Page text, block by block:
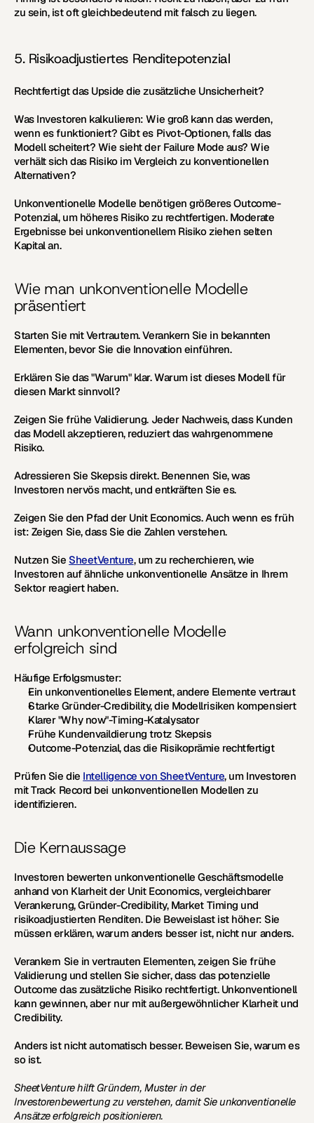
zu sein, ist oft gleichbedeutend mit falsch zu liegen.
5. Risikoadjustiertes Renditepotenzial
Rechtfertigt das Upside die zusätzliche Unsicherheit?
Was Investoren kalkulieren: Wie groß kann das werden,
wenn es funktioniert? Gibt es Pivot-Optionen, falls das
Modell scheitert? Wie sieht der Failure Mode aus? Wie
verhält sich das Risiko im Vergleich zu konventionellen
Alternativen?
Unkonventionelle Modelle benötigen größeres Outcome-
Potenzial, um höheres Risiko zu rechtfertigen. Moderate
Ergebnisse bei unkonventionellem Risiko ziehen selten
Kapital an.
Wie man unkonventionelle Modelle
präsentiert
Starten Sie mit Vertrautem. Verankern Sie in bekannten
Elementen, bevor Sie die Innovation einführen.
Erklären Sie das "Warum" klar. Warum ist dieses Modell für
diesen Markt sinnvoll?
Zeigen Sie frühe Validierung. Jeder Nachweis, dass Kunden
das Modell akzeptieren, reduziert das wahrgenommene
Risiko.
Adressieren Sie Skepsis direkt. Benennen Sie, was
Investoren nervös macht, und entkräften Sie es.
Zeigen Sie den Pfad der Unit Economics. Auch wenn es früh
ist: Zeigen Sie, dass Sie die Zahlen verstehen.
Nutzen Sie SheetVenture, um zu recherchieren, wie
Investoren auf ähnliche unkonventionelle Ansätze in Ihrem
Sektor reagiert haben.
Wann unkonventionelle Modelle
erfolgreich sind
Häufige Erfolgsmuster:
Ein unkonventionelles Element, andere Elemente vertraut
Starke Gründer-Credibility, die Modellrisiken kompensiert
Klarer "Why now"-Timing-Katalysator
Frühe Kundenvaildierung trotz Skepsis
Outcome-Potenzial, das die Risikoprämie rechtfertigt
Prüfen Sie die Intelligence von SheetVenture, um Investoren
mit Track Record bei unkonventionellen Modellen zu
identifizieren.
Die Kernaussage
Investoren bewerten unkonventionelle Geschäftsmodelle
anhand von Klarheit der Unit Economics, vergleichbarer
Verankerung, Gründer-Credibility, Market Timing und
risikoadjustierten Renditen. Die Beweislast ist höher: Sie
müssen erklären, warum anders besser ist, nicht nur anders.
Verankern Sie in vertrauten Elementen, zeigen Sie frühe
Validierung und stellen Sie sicher, dass das potenzielle
Outcome das zusätzliche Risiko rechtfertigt. Unkonventionell
kann gewinnen, aber nur mit außergewöhnlicher Klarheit und
Credibility.
Anders ist nicht automatisch besser. Beweisen Sie, warum es
so ist.
SheetVenture hilft Gründern, Muster in der
Investorenbewertung zu verstehen, damit Sie unkonventionelle
Ansätze erfolgreich positionieren.